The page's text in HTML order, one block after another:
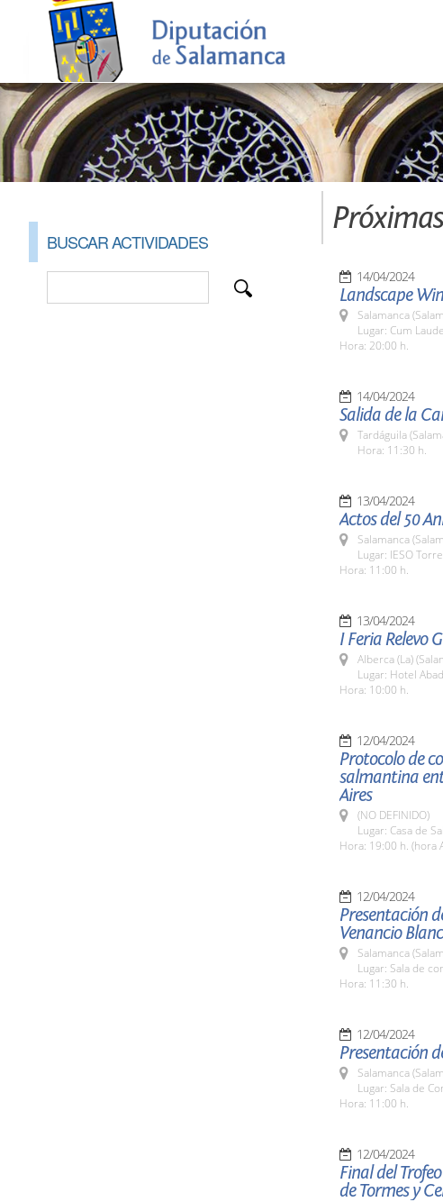
BUSCAR ACTIVIDADES
14/04/2024
Landscape
Salamanca
Lugar: Cum
Hora: 20:00 h.
14/04/2024
Salida de la
Tardáguila
Hora: 11:30 h.
13/04/2024
Actos del 50
Salamanca
Lugar: IESO
Hora: 11:00 h.
13/04/2024
I Feria Relevo
Alberca (La)
Lugar: Hotel
Hora: 10:00 h.
12/04/2024
Protocolo de
salmantina
Aires
(NO DEFINIDO)
Lugar: Casa de
Hora: 19:00 h. (hora
12/04/2024
Presentación
Venancio
Salamanca
Lugar: Sala de
Hora: 11:30 h.
12/04/2024
Presentación
Salamanca
Lugar: Sala de
Hora: 11:00 h.
12/04/2024
Final del
de Tormes y